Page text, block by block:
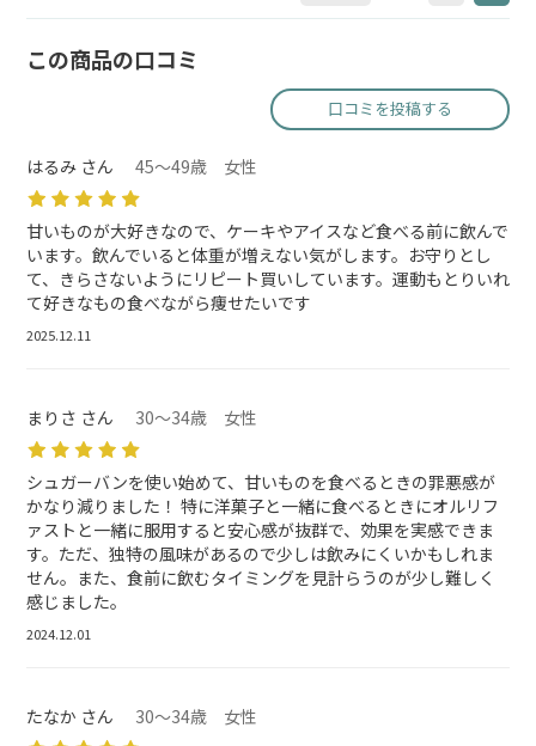
この商品の口コミ
口コミを投稿する
はるみ さん 45～49歳 女性
甘いものが大好きなので、ケーキやアイスなど食べる前に飲んで
います。飲んでいると体重が増えない気がします。お守りとし
て、きらさないようにリピート買いしています。運動もとりいれ
て好きなもの食べながら痩せたいです
2025.12.11
まりさ さん 30～34歳 女性
シュガーバンを使い始めて、甘いものを食べるときの罪悪感が
かなり減りました！ 特に洋菓子と一緒に食べるときにオルリフ
ァストと一緒に服用すると安心感が抜群で、効果を実感できま
す。ただ、独特の風味があるので少しは飲みにくいかもしれま
せん。また、食前に飲むタイミングを見計らうのが少し難しく
感じました。
2024.12.01
たなか さん 30～34歳 女性